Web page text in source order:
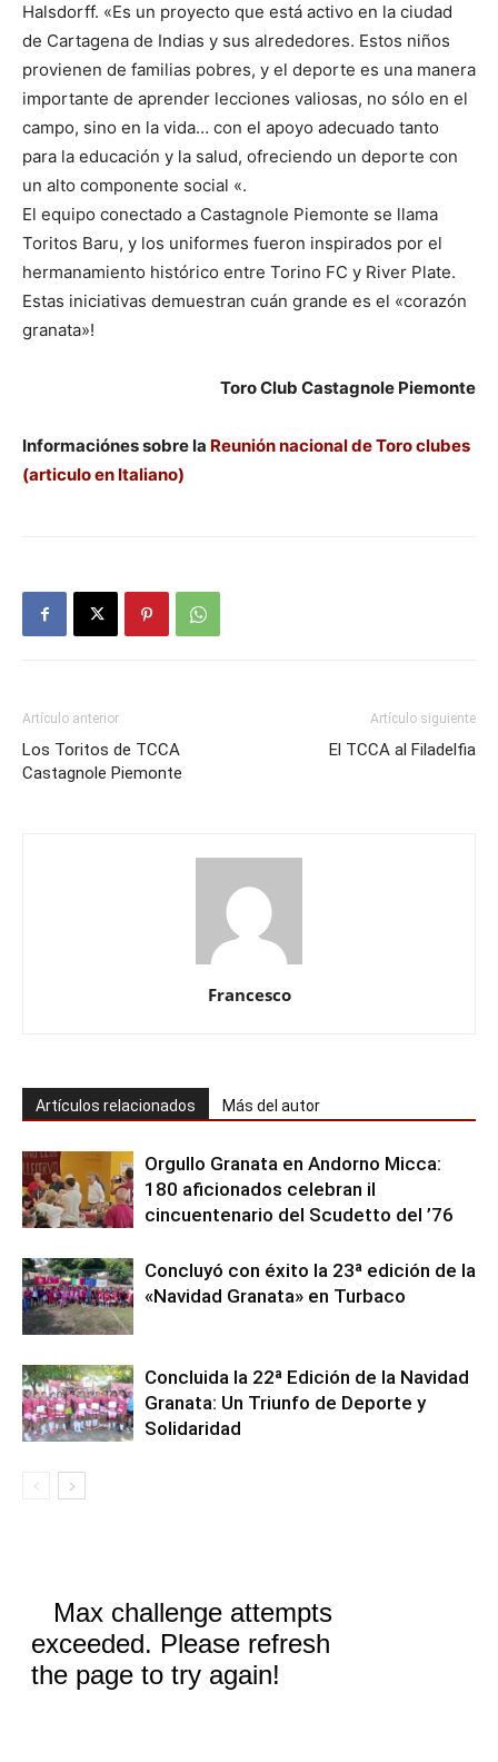
Halsdorff. «Es un proyecto que está activo en la ciudad
de Cartagena de Indias y sus alrededores. Estos niños
provienen de familias pobres, y el deporte es una manera
importante de aprender lecciones valiosas, no sólo en el
campo, sino en la vida… con el apoyo adecuado tanto
para la educación y la salud, ofreciendo un deporte con
un alto componente social «.
El equipo conectado a Castagnole Piemonte se llama
Toritos Baru, y los uniformes fueron inspirados por el
hermanamiento histórico entre Torino FC y River Plate.
Estas iniciativas demuestran cuán grande es el «corazón
granata»!
Toro Club Castagnole Piemonte
Informaciónes sobre la Reunión nacional de Toro clubes
(articulo en Italiano)
Artículo anterior
Los Toritos de TCCA
Castagnole Piemonte
Artículo siguiente
El TCCA al Filadelfia
Francesco
Artículos relacionados Más del autor
Orgullo Granata en Andorno Micca:
180 aficionados celebran il
cincuentenario del Scudetto del ’76
Concluyó con éxito la 23ª edición de la
«Navidad Granata» en Turbaco
Concluida la 22ª Edición de la Navidad
Granata: Un Triunfo de Deporte y
Solidaridad